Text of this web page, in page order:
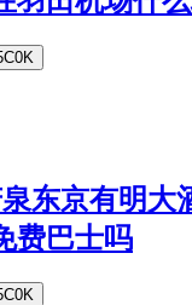
东京有明大
费巴士吗